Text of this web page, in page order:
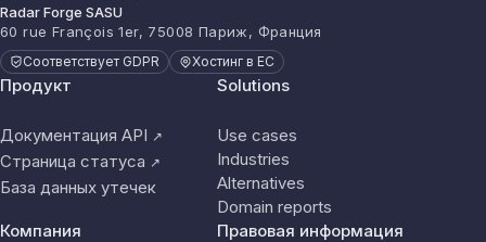
Radar Forge SASU
60 rue François 1er, 75008 Париж, Франция
Соответствует GDPR Хостинг в ЕС
Продукт
Документация API ↗
Страница статуса ↗
База данных утечек
Solutions
Use cases
Industries
Alternatives
Domain reports
Компания
Правовая информация